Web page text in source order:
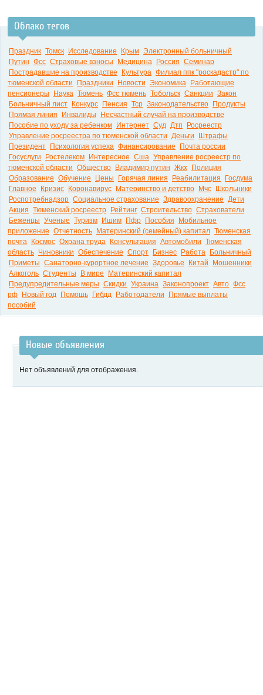
Облако тегов
Праздник Томск Исследование Крым Электронный больничный
Путин Фсс Страховые взносы Медицина Россия Семинар
Пострадавшие на производстве
Культура Филиал ппк "роскадастр" по
тюменской области
Праздники Новости Экономика
Работающие
пенсионеры
Наука Тюмень Фсс тюмень Тобольск Санкции Закон
Больничный лист
Конкурс Пенсия Тср Законодательство
Продукты
Прямая линия
Инвалиды
Несчастный случай на производстве
Пособие по уходу за ребенком
Интернет Суд Дтп
Росреестр
Управление росреестра по тюменской области Деньги
Штрафы
Президент
Психология успеха Финансирование
Почта россии
Госуслуги
Ростелеком Интересное Сша Управление росреестр по
тюменской области Общество Владимир путин Жкх
Полиция
Образование Обучение Цены Горячая линия Реабилитация
Госдума
Главное
Кризис Коронавирус Материнство и детство Мчс
Школьники
Роспотребнадзор Социальное страхование Здравоохранение Дети
Акция Тюменский росреестр Рейтинг Строительство Страхователи
Беженцы Ученые Туризм Ишим Пфр Пособия
Мобильное
приложение Отчетность Материнский (семейный) капитал Тюменская
почта
Космос Охрана труда Консультация Автомобили Тюменская
область Чиновники Обеспечение Спорт Бизнес Работа
Больничный
Приметы Санаторно-курортное лечение Здоровье Китай
Мошенники
Алкоголь Студенты В мире
Материнский капитал
Предупредительные меры Скидки Украина Законопроект Авто Фсс
рф
Новый год Помощь Гибдд Работодатели
Прямые выплаты
пособий
Новые объявления
Нет объявлений для отображения.